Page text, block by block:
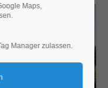
Maps,
Manager zulassen.